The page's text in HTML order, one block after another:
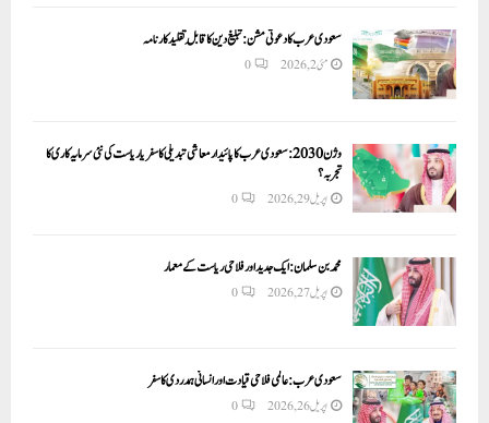
سعودی عرب کا دعوتی مشن: تبلیغ دین کا قابلِ تقلید کارنامہ
مئی 2, 2026 0
وژن 2030:سعودی عرب کا پائیدار معاشی تبدیلی کا سفر یا ریاست کی نئی سرمایہ کاری کا
تجربہ؟
اپریل 29, 2026 0
محمد بن سلمان: ایک جدید اور فلاحی ریاست کے معمار
اپریل 27, 2026 0
سعودی عرب: عالمی فلاحی قیادت اور انسانی ہمدردی کا سفر
اپریل 26, 2026 0